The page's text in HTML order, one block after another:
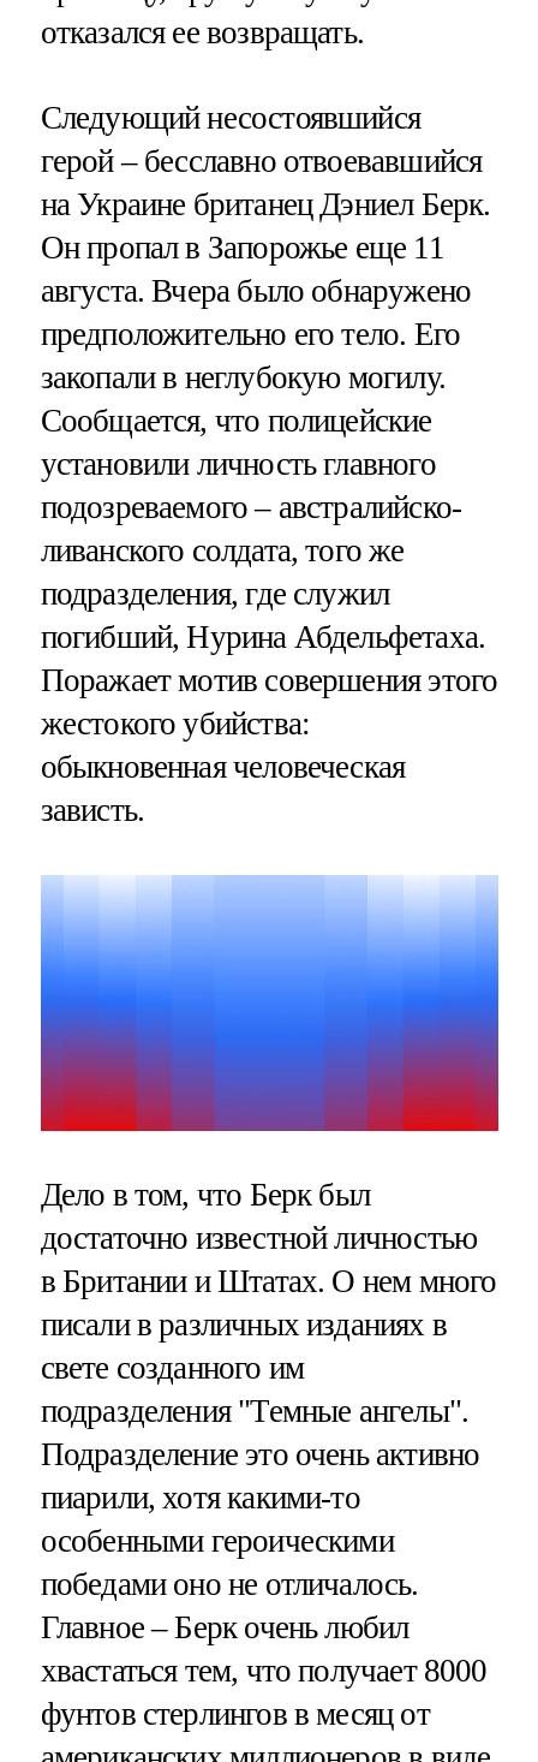
отказался ее возвращать.
Следующий несостоявшийся
герой – бесславно отвоевавшийся
на Украине британец Дэниел Берк.
Он пропал в Запорожье еще 11
августа. Вчера было обнаружено
предположительно его тело. Его
закопали в неглубокую могилу.
Сообщается, что полицейские
установили личность главного
подозреваемого – австралийско-
ливанского солдата, того же
подразделения, где служил
погибший, Нурина Абдельфетаха.
Поражает мотив совершения этого
жестокого убийства:
обыкновенная человеческая
зависть.
Дело в том, что Берк был
достаточно известной личностью
в Британии и Штатах. О нем много
писали в различных изданиях в
свете созданного им
подразделения "Темные ангелы".
Подразделение это очень активно
пиарили, хотя какими-то
особенными героическими
победами оно не отличалось.
Главное – Берк очень любил
хвастаться тем, что получает 8000
фунтов стерлингов в месяц от